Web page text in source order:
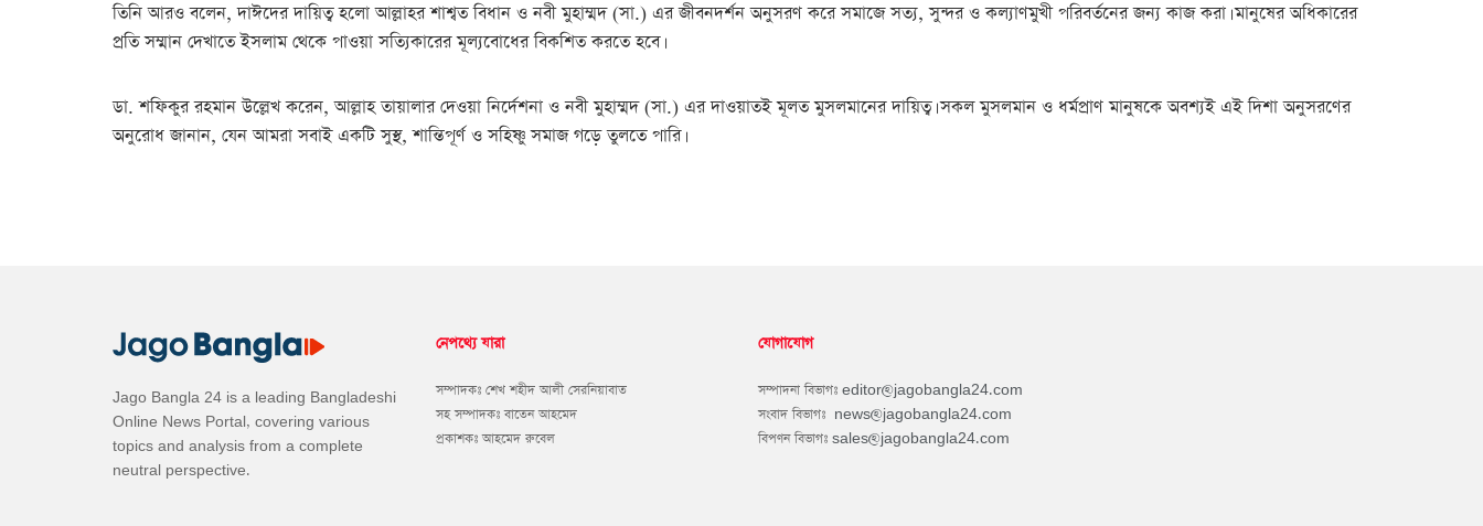
তিনি আরও বলেন, দাঈদের দায়িত্ব হলো আল্লাহর শাশ্বত বিধান ও নবী মুহাম্মদ (সা.) এর জীবনদর্শন অনুসরণ করে সমাজে সত্য, সুন্দর ও কল্যাণমুখী পরিবর্তনের জন্য কাজ করা। মানুষের অধিকারের
প্রতি সম্মান দেখাতে ইসলাম থেকে পাওয়া সত্যিকারের মূল্যবোধের বিকশিত করতে হবে।
ডা. শফিকুর রহমান উল্লেখ করেন, আল্লাহ তায়ালার দেওয়া নির্দেশনা ও নবী মুহাম্মদ (সা.) এর দাওয়াতই মূলত মুসলমানের দায়িত্ব। সকল মুসলমান ও ধর্মপ্রাণ মানুষকে অবশ্যই এই দিশা অনুসরণের
অনুরোধ জানান, যেন আমরা সবাই একটি সুস্থ, শান্তিপূর্ণ ও সহিষ্ণু সমাজ গড়ে তুলতে পারি।
Jago Bangla 24 is a leading Bangladeshi
Online News Portal, covering various
topics and analysis from a complete
neutral perspective.
নেপথ্যে যারা
সম্পাদকঃ শেখ শহীদ আলী সেরনিয়াবাত
সহ সম্পাদকঃ বাতেন আহমেদ
প্রকাশকঃ আহমেদ রুবেল
যোগাযোগ
সম্পাদনা বিভাগঃ editor@jagobangla24.com
সংবাদ বিভাগঃ news@jagobangla24.com
বিপণন বিভাগঃ sales@jagobangla24.com